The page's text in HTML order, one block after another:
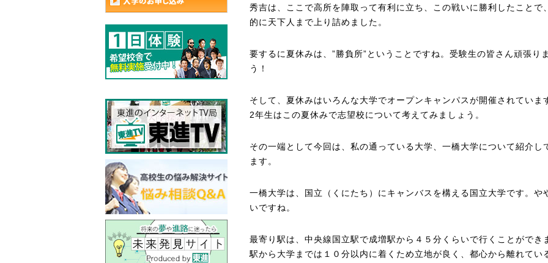
秀吉は、ここで高所を陣取って有利に立ち、この戦いに勝利したことで
的に天下人まで上り詰めました。
要するに夏休みは、”勝負所”ということですね。受験生の皆さん頑張り
う！
そして、夏休みはいろんな大学でオープンキャンパスが開催されていま
2年生はこの夏休みで志望校について考えてみましょう。
その一端として今回は、私の通っている大学、一橋大学について紹介し
ます。
一橋大学は、国立（くにたち）にキャンバスを構える国立大学です。や
いですね。
最寄り駅は、中央線国立駅で成増駅から４５分くらいで行くことができ
駅から大学までは１０分以内に着くため立地が良く、都心から離れてい